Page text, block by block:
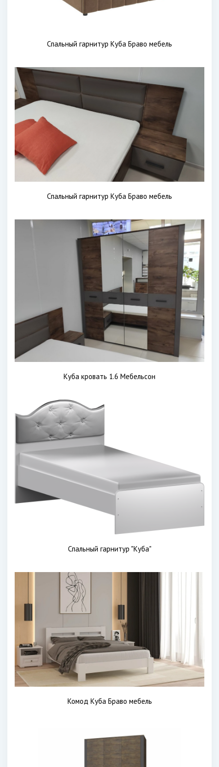
Спальный гарнитур Куба Браво мебель
Спальный гарнитур Куба Браво мебель
Куба кровать 1.6 Мебельсон
Спальный гарнитур "Куба"
Комод Куба Браво мебель